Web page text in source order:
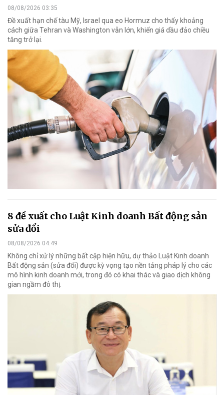
08/08/2026 03:35
Đề xuất hạn chế tàu Mỹ, Israel qua eo Hormuz cho thấy khoảng
cách giữa Tehran và Washington vẫn lớn, khiến giá dầu đảo chiều
tăng trở lại.
8 đề xuất cho Luật Kinh doanh Bất động sản
sửa đổi
08/08/2026 04:49
Không chỉ xử lý những bất cập hiện hữu, dự thảo Luật Kinh doanh
Bất động sản (sửa đổi) được kỳ vọng tạo nền tảng pháp lý cho các
mô hình kinh doanh mới, trong đó có khai thác và giao dịch không
gian ngầm đô thị.